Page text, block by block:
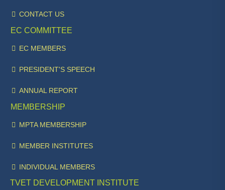
CONTACT US
EC COMMITTEE
EC MEMBERS
PRESIDENT'S SPEECH
ANNUAL REPORT
MEMBERSHIP
MPTA MEMBERSHIP
MEMBER INSTITUTES
INDIVIDUAL MEMBERS
TVET DEVELOPMENT INSTITUTE